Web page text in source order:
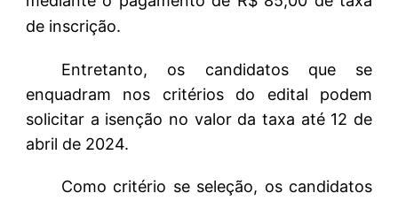
de inscrição.
Entretanto, os candidatos que se
enquadram nos critérios do edital podem
solicitar a isenção no valor da taxa até 12 de
abril de 2024.
Como critério se seleção, os candidatos